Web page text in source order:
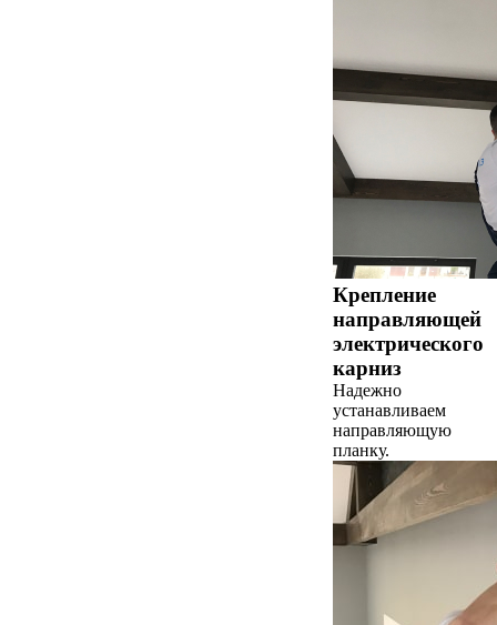
Крепление
направляющей
электрического
карниз
Надежно
устанавливаем
направляющую
планку.